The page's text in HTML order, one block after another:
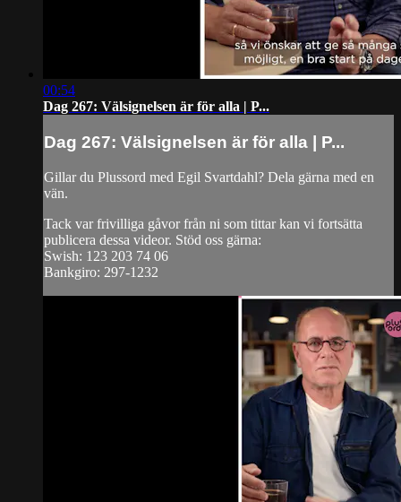
00:54
Dag 267: Välsignelsen är för alla | P...
Dag 267: Välsignelsen är för alla | P...
Gillar du Plussord med Egil Svartdahl? Dela gärna med en
vän.
Tack var frivilliga gåvor från ni som tittar kan vi fortsätta
publicera dessa videor. Stöd oss gärna:
Swish: 123 203 74 06
Bankgiro: 297-1232